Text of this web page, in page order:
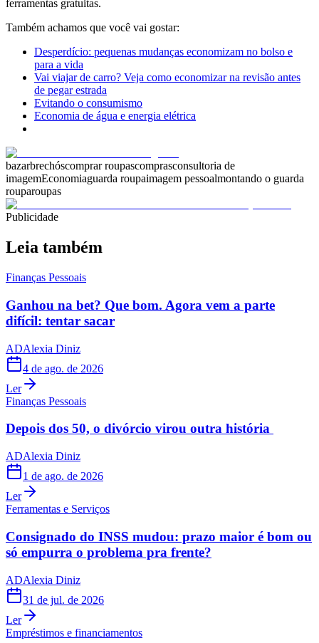
ferramentas gratuitas.
Também achamos que você vai gostar:
Desperdício: pequenas mudanças economizam no bolso e
para a vida
Vai viajar de carro? Veja como economizar na revisão antes
de pegar estrada
Evitando o consumismo
Economia de água e energia elétrica
bazarbrechóscomprar roupascomprasconsultoria de
imagemEconomiaguarda roupaimagem pessoalmontando o guarda
rouparoupas
Publicidade
Leia também
Finanças Pessoais
Ganhou na bet? Que bom. Agora vem a parte
difícil: tentar sacar
ADAlexia Diniz
4 de ago. de 2026
Ler
Finanças Pessoais
Depois dos 50, o divórcio virou outra história
ADAlexia Diniz
1 de ago. de 2026
Ler
Ferramentas e Serviços
Consignado do INSS mudou: prazo maior é bom ou
só empurra o problema pra frente?
ADAlexia Diniz
31 de jul. de 2026
Ler
Empréstimos e financiamentos